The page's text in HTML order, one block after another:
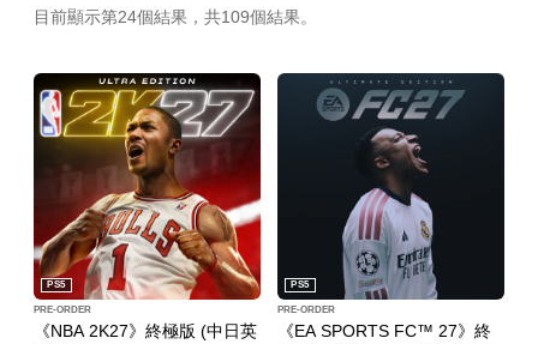
目前顯示第24個結果，共109個結果。
《NBA 2K27》終極版 (中日英
PS5
PRE-ORDER
《EA SPORTS FC™ 27》終
PS5
PRE-ORDER